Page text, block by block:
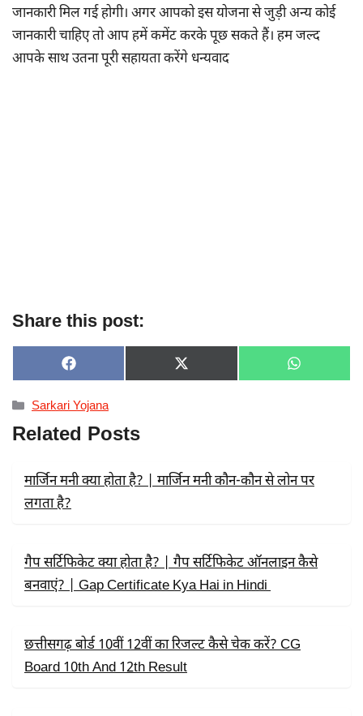
जानकारी मिल गई होगी। अगर आपको इस योजना से जुड़ी अन्य कोई
जानकारी चाहिए तो आप हमें कमेंट करके पूछ सकते हैं। हम जल्द
आपके साथ उतना पूरी सहायता करेंगे धन्यवाद
Share this post:
SHARE
ON
F
A
C
E
B
O
SHARE
ON
X
(
R
SHARE
ON
W
H
Categories
Sarkari Yojana
Related Posts
मार्जिन मनी क्या होता है? | मार्जिन मनी कौन-कौन से लोन पर
लगता है?
गैप सर्टिफिकेट क्या होता है? | गैप सर्टिफिकेट ऑनलाइन कैसे
बनवाएं? | Gap Certificate Kya Hai in Hindi
छत्तीसगढ़ बोर्ड 10वीं 12वीं का रिजल्ट कैसे चेक करें? CG
Board 10th And 12th Result